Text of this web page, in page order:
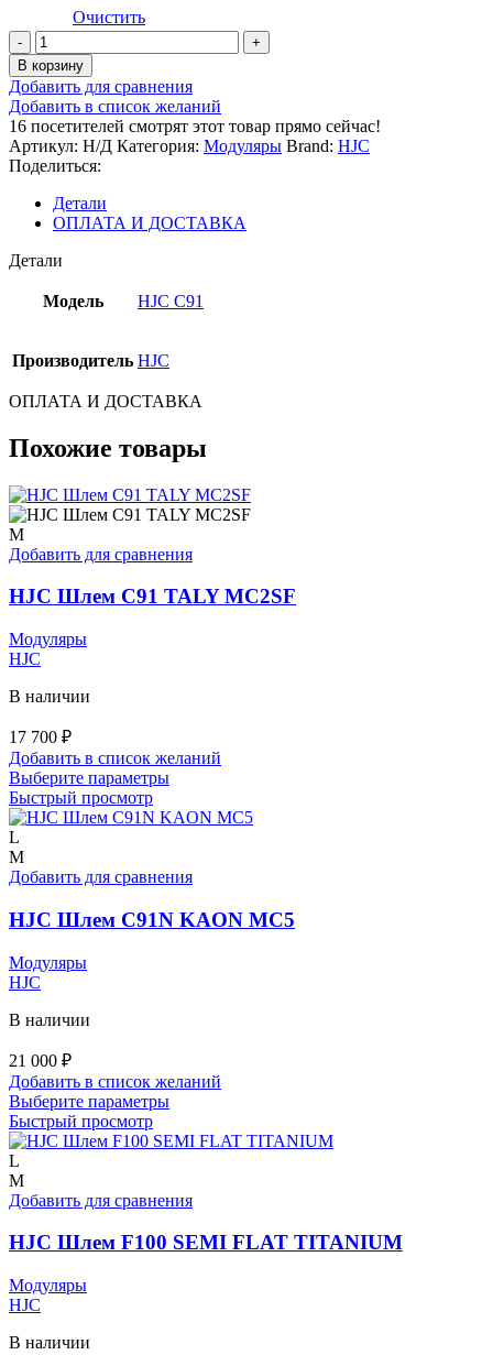
Очистить
Количество
товара
HJC
Шлем
C91
TERO
MC1
В корзину
Добавить для сравнения
Добавить в список желаний
16 посетителей смотрят этот товар прямо сейчас!
Артикул: Н/Д Категория: Модуляры Brand: HJC
Поделиться:
Детали
ОПЛАТА И ДОСТАВКА
Детали
Модель HJC C91
Производитель HJC
ОПЛАТА И ДОСТАВКА
Похожие товары
M
Добавить для сравнения
HJC Шлем C91 TALY MC2SF
Модуляры
HJC
В наличии
17 700 ₽
Добавить в список желаний
Выберите параметрыЭтот
имеет
Опции
выбрать
на
Быстрый просмотр
L
M
Добавить для сравнения
HJC Шлем C91N KAON MC5
Модуляры
HJC
В наличии
21 000 ₽
Добавить в список желаний
Выберите параметрыЭтот
имеет
Опции
выбрать
Быстрый просмотр
L
M
Добавить для сравнения
HJC Шлем F100 SEMI FLAT TITANIUM
Модуляры
HJC
В наличии